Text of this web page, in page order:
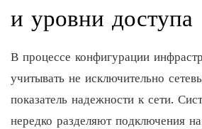
и уровни доступа
В процессе конфигурации
учитывать не исключительно
показатель надежности к сети.
нередко разделяют подключения